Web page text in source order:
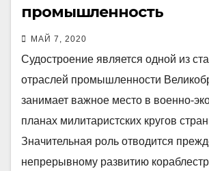
промышленность
Великобритании
МАЙ 7, 2020
Судостроение является одной из
отраслей промышленности
занимает важное место в военно-
планах милитаристских кругов
Значительная роль отводится
непрерывному развитию